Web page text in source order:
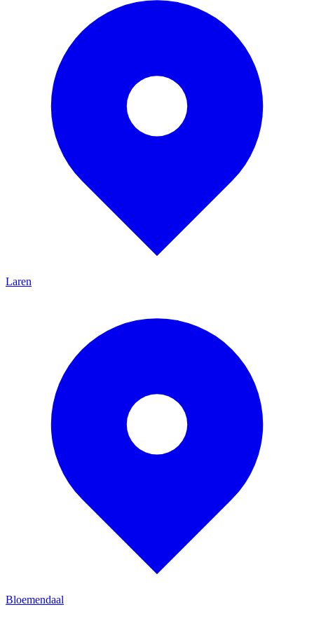
Laren
Bloemendaal